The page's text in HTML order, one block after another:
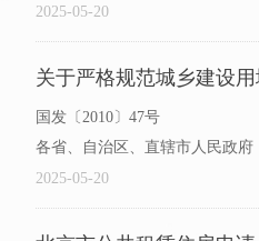
2025-05-20
关于严格规范城乡建设
国发〔2010〕47号
各省、自治区、直辖市人民政府
近年来，各地开展农村土地整
剂的方式按规划调整到城镇使用
2025-05-20